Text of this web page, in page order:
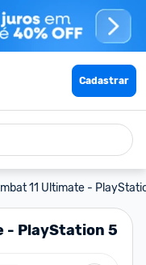
Cadastrar
11 Ultimate -
- PlayStation 5